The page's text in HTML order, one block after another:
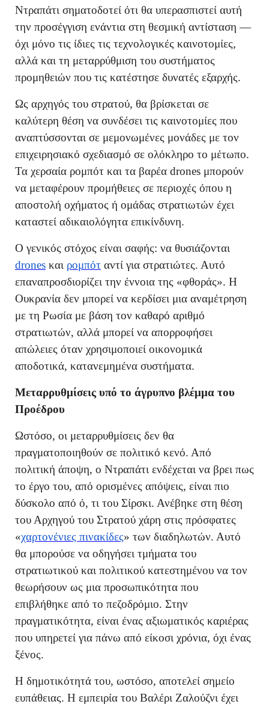
Ντραπάτι σηματοδοτεί ότι θα υπερασπιστεί αυτή
την προσέγγιση ενάντια στη θεσμική αντίσταση —
όχι μόνο τις ίδιες τις τεχνολογικές καινοτομίες,
αλλά και τη μεταρρύθμιση του συστήματος
προμηθειών που τις κατέστησε δυνατές εξαρχής.
Ως αρχηγός του στρατού, θα βρίσκεται σε
καλύτερη θέση να συνδέσει τις καινοτομίες που
αναπτύσσονται σε μεμονωμένες μονάδες με τον
επιχειρησιακό σχεδιασμό σε ολόκληρο το μέτωπο.
Τα χερσαία ρομπότ και τα βαρέα drones μπορούν
να μεταφέρουν προμήθειες σε περιοχές όπου η
αποστολή οχήματος ή ομάδας στρατιωτών έχει
καταστεί αδικαιολόγητα επικίνδυνη.
Ο γενικός στόχος είναι σαφής: να θυσιάζονται
drones και ρομπότ αντί για στρατιώτες. Αυτό
επαναπροσδιορίζει την έννοια της «φθοράς». Η
Ουκρανία δεν μπορεί να κερδίσει μια αναμέτρηση
με τη Ρωσία με βάση τον καθαρό αριθμό
στρατιωτών, αλλά μπορεί να απορροφήσει
απώλειες όταν χρησιμοποιεί οικονομικά
αποδοτικά, κατανεμημένα συστήματα.
Μεταρρυθμίσεις υπό το άγρυπνο βλέμμα του
Προέδρου
Ωστόσο, οι μεταρρυθμίσεις δεν θα
πραγματοποιηθούν σε πολιτικό κενό. Από
πολιτική άποψη, ο Ντραπάτι ενδέχεται να βρει πως
το έργο του, από ορισμένες απόψεις, είναι πιο
δύσκολο από ό, τι του Σίρσκι. Ανέβηκε στη θέση
του Αρχηγού του Στρατού χάρη στις πρόσφατες
«χαρτονένιες πινακίδες» των διαδηλωτών. Αυτό
θα μπορούσε να οδηγήσει τμήματα του
στρατιωτικού και πολιτικού κατεστημένου να τον
θεωρήσουν ως μια προσωπικότητα που
επιβλήθηκε από το πεζοδρόμιο. Στην
πραγματικότητα, είναι ένας αξιωματικός καριέρας
που υπηρετεί για πάνω από είκοσι χρόνια, όχι ένας
ξένος.
Η δημοτικότητά του, ωστόσο, αποτελεί σημείο
ευπάθειας. Η εμπειρία του Βαλέρι Ζαλούζνι έχει